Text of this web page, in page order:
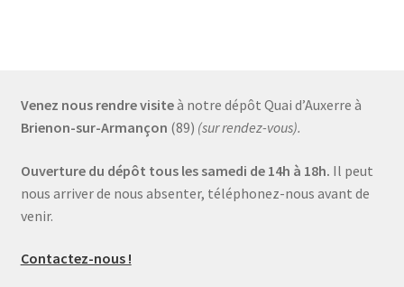
Venez nous rendre visiteà notre dépôt Quai d’Auxerre à
Brienon-sur-Armançon (89) (sur rendez-vous).
Ouverture du dépôt tous les samedi de 14h à 18h. Il peut
nous arriver de nous absenter, téléphonez-nous avant de
venir.
Contactez-nous !